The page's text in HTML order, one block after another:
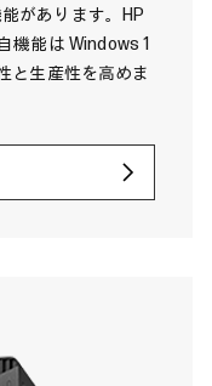
があります。HP
機能は Windows 1
と生産性を高めま